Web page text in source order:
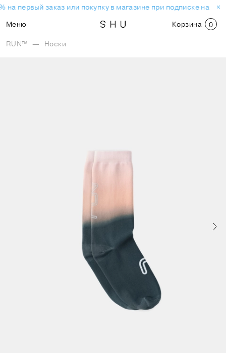
на первый заказ или покупку в магазине при подписке на
Меню
Корзина 0
RUN™ — Носки